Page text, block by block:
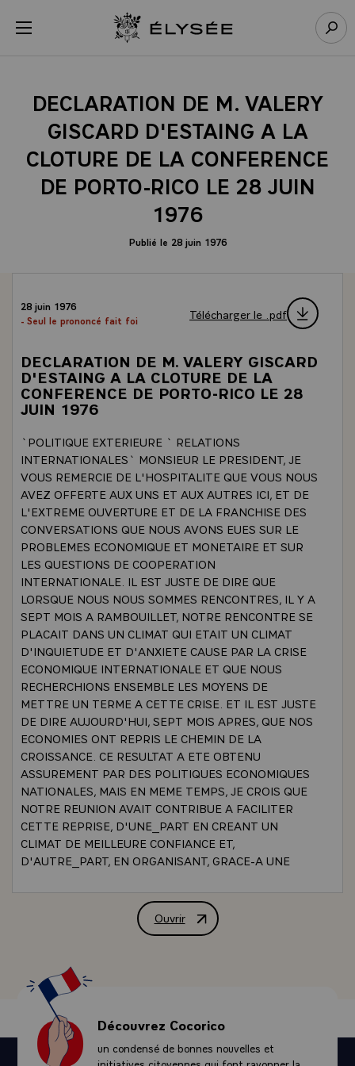
menu Retour à l’accueil Élysée
DECLARATION DE M. VALERY
GISCARD D'ESTAING A LA
CLOTURE DE LA CONFERENCE
DE PORTO-RICO LE 28 JUIN
1976
Publié le 28 juin 1976
28 juin 1976
- Seul le prononcé fait foi
Télécharger le .pdf
DECLARATION DE M. VALERY GISCARD
D'ESTAING A LA CLOTURE DE LA
CONFERENCE DE PORTO-RICO LE 28
JUIN 1976
`POLITIQUE EXTERIEURE ` RELATIONS
INTERNATIONALES` MONSIEUR LE PRESIDENT, JE
VOUS REMERCIE DE L'HOSPITALITE QUE VOUS NOUS
AVEZ OFFERTE AUX UNS ET AUX AUTRES ICI, ET DE
L'EXTREME OUVERTURE ET DE LA FRANCHISE DES
CONVERSATIONS QUE NOUS AVONS EUES SUR LE
PROBLEMES ECONOMIQUE ET MONETAIRE ET SUR
LES QUESTIONS DE COOPERATION
INTERNATIONALE. IL EST JUSTE DE DIRE QUE
LORSQUE NOUS NOUS SOMMES RENCONTRES, IL Y A
SEPT MOIS A RAMBOUILLET, NOTRE RENCONTRE SE
PLACAIT DANS UN CLIMAT QUI ETAIT UN CLIMAT
D'INQUIETUDE ET D'ANXIETE CAUSE PAR LA CRISE
ECONOMIQUE INTERNATIONALE ET QUE NOUS
RECHERCHIONS ENSEMBLE LES MOYENS DE
METTRE UN TERME A CETTE CRISE. ET IL EST JUSTE
DE DIRE AUJOURD'HUI, SEPT MOIS APRES, QUE NOS
ECONOMIES ONT REPRIS LE CHEMIN DE LA
CROISSANCE. CE RESULTAT A ETE OBTENU
ASSUREMENT PAR DES POLITIQUES ECONOMIQUES
NATIONALES, MAIS EN MEME TEMPS, JE CROIS QUE
NOTRE REUNION AVAIT CONTRIBUE A FACILITER
CETTE REPRISE, D'UNE_PART EN CREANT UN
CLIMAT DE MEILLEURE CONFIANCE ET,
D'AUTRE_PART, EN ORGANISANT, GRACE-A UNE
AUJOURD'HUI, CE QU'IL EST IMPORTANT DE
RETENIR DE NOS DELIBERATIONS, C'EST QUE NOUS
CROISSANCE DURABLE. LE RESULTAT QUI A ETE
OBTENU N'EST PAS SIMPLEMENT CELUI D'UNE
AMELIORATION PASSAGERE DE LA CONJONCTURE
ECONOMIQUE : C'EST DE PREPARER LES
CONDITIONS D'UNE CROISSANCE QUI PUISSE SE
POURSUIVRE SUR UNE LONGUE PERIODE, ET C'EST
Ouvrir
DECLARATION DE M. VALERY
Découvrez Cocorico
un condensé de bonnes nouvelles et
Panneau de gestion des cookies